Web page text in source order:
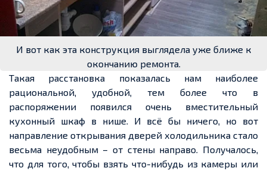
И вот как эта конструкция выглядела уже ближе к
окончанию ремонта.
Такая расстановка показалась нам наиболее
рациональной, удобной, тем более что в
распоряжении появился очень вместительный
кухонный шкаф в нише. И всё бы ничего, но вот
направление открывания дверей холодильника стало
весьма неудобным – от стены направо. Получалось,
что для того, чтобы взять что-нибудь из камеры или